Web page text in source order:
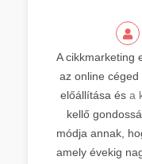
A cikkmarketing
az online céged
előállítása és a
kellő
módja annak,
amely évekig